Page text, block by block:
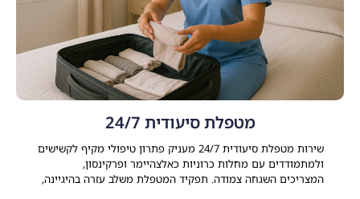
מטפלת סיעודית 24/7
שירות מטפלת סיעודית 24/7 מעניק פתרון טיפולי מקיף לקשישים
ולמתמודדים עם מחלות כרוניות כאלצהיימר ופרקינסון,
המצריכים השגחה צמודה. תפקיד המטפלת משלב עזרה בהיגיינה,